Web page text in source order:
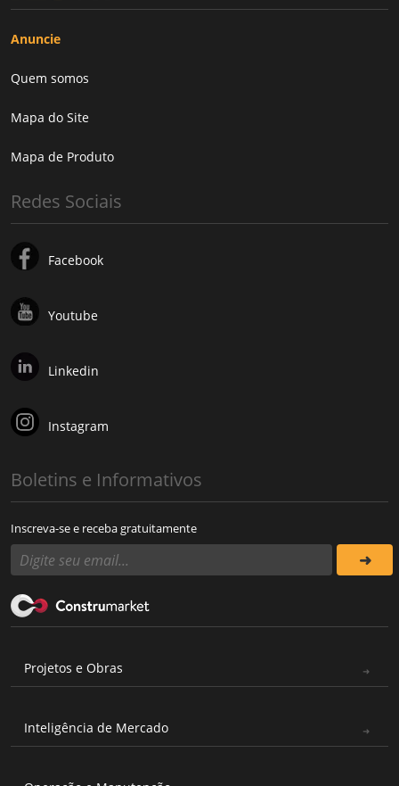
Anuncie
Quem somos
Mapa do Site
Mapa de Produto
Redes Sociais
Facebook
Youtube
Linkedin
Instagram
Boletins e Informativos
Inscreva-se e receba gratuitamente
Projetos e Obras
Inteligência de Mercado